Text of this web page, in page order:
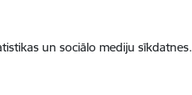
un sociālo mediju sīkdatnes.